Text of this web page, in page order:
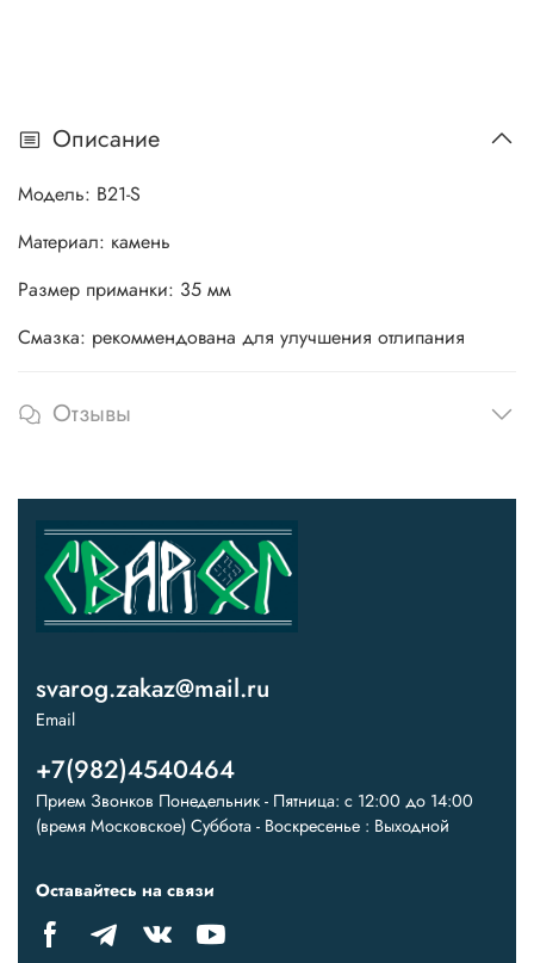
Описание
Модель: B21-S
Материал: камень
Размер приманки: 35 мм
Смазка: рекоммендована для улучшения отлипания
Отзывы
svarog.zakaz@mail.ru
Email
+7(982)4540464
Прием Звонков Понедельник - Пятница: с 12:00 до 14:00
(время Московское) Суббота - Воскресенье : Выходной
Оставайтесь на связи